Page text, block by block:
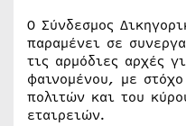
Ο Σύνδεσμος
παραμένει σε
τις αρμόδιες αρχές
φαινομένου, με
πολιτών και του
εταιρειών.